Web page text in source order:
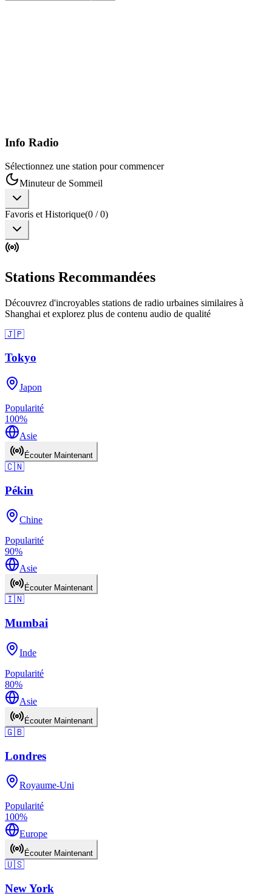
Info Radio
Sélectionnez une station pour commencer
Minuteur de Sommeil
Favoris et Historique(0 /0)
Stations Recommandées
Découvrez d'incroyables stations de radio urbaines similaires à
Shanghai et explorez plus de contenu audio de qualité
🇯🇵
Tokyo
Japon
Popularité
100%
Asie
Écouter Maintenant
🇨🇳
Pékin
Chine
Popularité
90%
Asie
Écouter Maintenant
🇮🇳
Mumbai
Inde
Popularité
80%
Asie
Écouter Maintenant
🇬🇧
Londres
Royaume-Uni
Popularité
100%
Europe
Écouter Maintenant
🇺🇸
New York